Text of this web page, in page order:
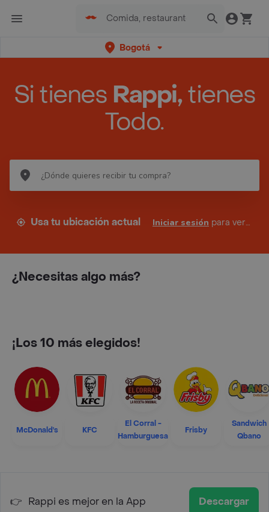
Bogotá
Si tienes Rappi,tienes
Todo.
Usa tu ubicación actual Iniciar sesión para ver tus direcciones
¿Necesitas algo más?
¡Los 10 más elegidos!
McDonald's KFC
El Corral -
Hamburguesa
Frisby
Sandwich
Qbano
👉 Rappi es mejor en la App Descargar